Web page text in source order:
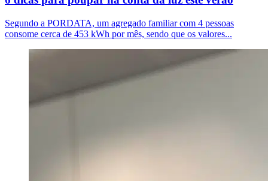
Segundo a PORDATA, um agregado familiar com 4 pessoas
consome cerca de 453 kWh por mês, sendo que os valores...